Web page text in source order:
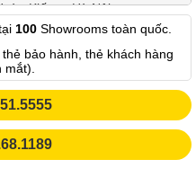
Kiếm – Hà Nội
- Hai Bà Trưng - Hà Nội.
– Cầu Giấy – Hà Nội
100 Showrooms toàn quốc.
bảo hành, thẻ khách hàng